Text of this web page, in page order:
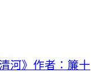
河》作者：簾十